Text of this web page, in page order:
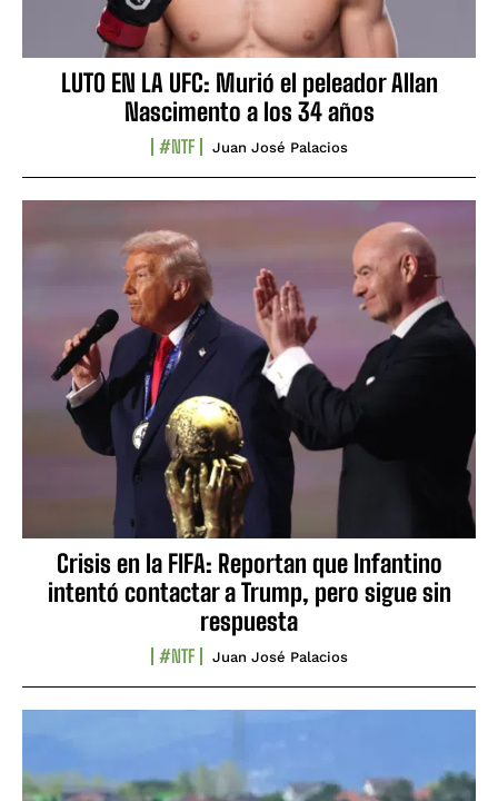
LUTO EN LA UFC: Murió el peleador Allan
Nascimento a los 34 años
#NTF Juan José Palacios
Crisis en la FIFA: Reportan que Infantino
intentó contactar a Trump, pero sigue sin
respuesta
#NTF Juan José Palacios